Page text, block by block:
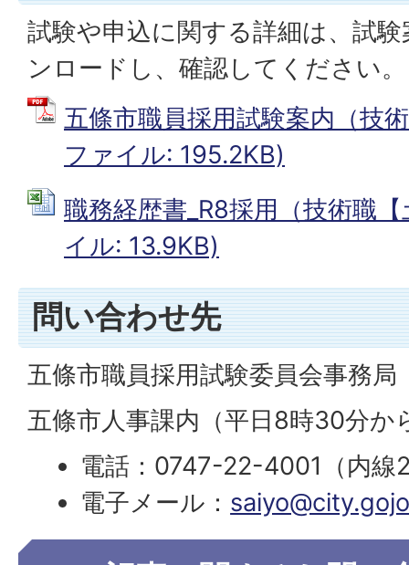
試験や申込に関する詳細は、試
ンロードし、確認してください。
五條市職員採用試験案内（技
ファイル: 195.2KB)
職務経歴書_R8採用（技術職
イル: 13.9KB)
問い合わせ先
五條市職員採用試験委員会事務局
五條市人事課内（平日8時30分か
電話：0747-22-4001（内線
電子メール：